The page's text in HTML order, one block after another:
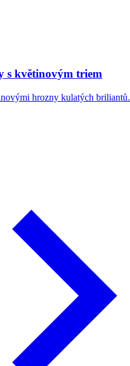
s květinovým triem
hrozny kulatých briliantů.